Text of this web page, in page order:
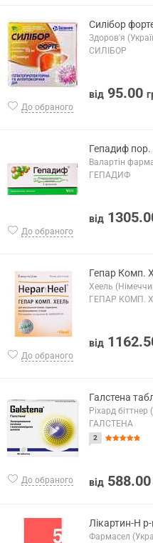
До обраного
Силібор
Здоров'я
СИЛІБОР
від 95.00
До обраного
Гепадиф
Валартін
ГЕПАДИФ
від
До обраного
Гепар Комп.
Хеель
ГЕПАР КОМП.
від
До обраного
Галстена
Ріхард біттнер
ГАЛСТЕНА
2
від 588.00
Лікартин-Н
Фармасел